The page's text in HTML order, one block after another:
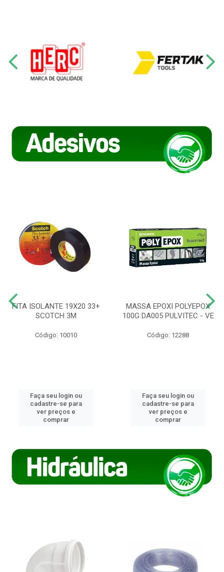
FITA ISOLANTE 19X20 33+
SCOTCH 3M
Código: 10010
Faça seu login ou
cadastre-se para
ver preços e
comprar
MASSA EPOXI POLYEPOX
100G DA005 PULVITEC - VE
Código: 12288
Faça seu login ou
cadastre-se para
ver preços e
comprar